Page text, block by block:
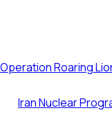
Operation Roaring
Iran Nuclear